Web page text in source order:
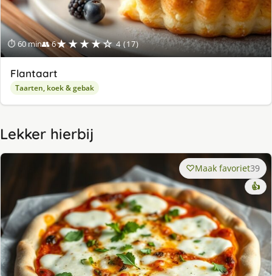
⏱ 60 min👥 6★★★★☆ 4 (17)
Flantaart
Taarten, koek & gebak
Lekker hierbij
Maak favoriet39
👍